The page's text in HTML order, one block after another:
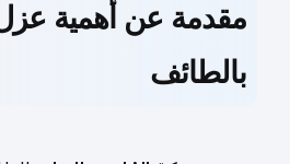
مقدمة عن أهمية
بالطائف